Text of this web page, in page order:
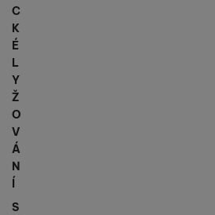
C
K
É
L
Y
Ž
O
V
Á
N
Í
S